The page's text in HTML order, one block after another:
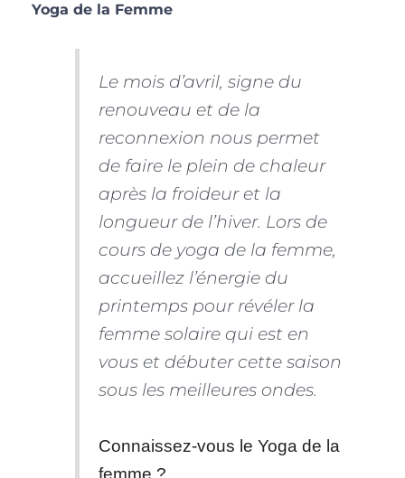
Yoga de la Femme
Le mois d’avril, signe du
renouveau et de la
reconnexion nous permet
de faire le plein de chaleur
après la froideur et la
longueur de l’hiver. Lors de
cours de yoga de la femme,
accueillez l’énergie du
printemps pour révéler la
femme solaire qui est en
vous et débuter cette saison
sous les meilleures ondes.
Connaissez-vous le Yoga de la
femme ?